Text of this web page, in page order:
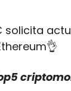
solicita
👌